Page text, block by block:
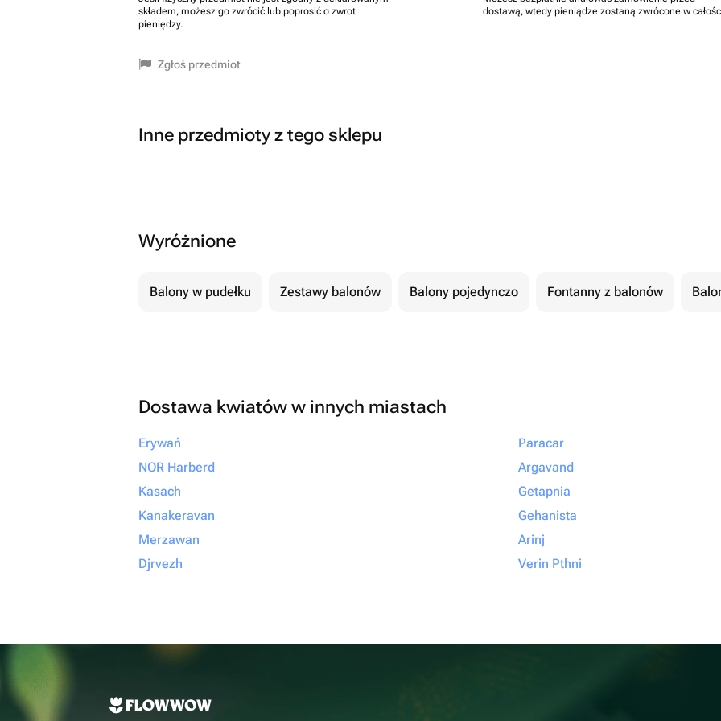
składem, możesz go zwrócić lub poprosić o zwrot
pieniędzy.
dostawą, wtedy pieniądze zostaną zwrócone w
Zgłoś przedmiot
Inne przedmioty z tego sklepu
Wyróżnione
Balony w pudełku Zestawy balonów Balony pojedynczo Fontanny z balonów
Dostawa kwiatów w innych miastach
Erywań
NOR Harberd
Kasach
Kanakeravan
Merzawan
Djrvezh
Paracar
Argavand
Getapnia
Gehanista
Arinj
Verin Pthni